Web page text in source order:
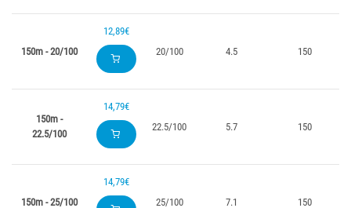
150m - 20/100
12,89€
20/100
4.5 150
150m -
22.5/100
14,79€
22.5/100
5.7 150
150m - 25/100
14,79€
25/100
7.1 150